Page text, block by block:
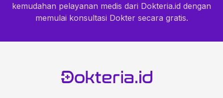
kemudahan pelayanan medis dari Dokteria.id dengan
memulai konsultasi Dokter secara gratis.